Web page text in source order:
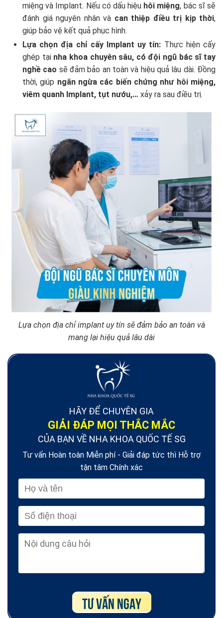
miệng và Implant. Nếu có dấu hiệu hôi miệng, bác sĩ sẽ
đánh giá nguyên nhân và can thiệp điều trị kịp thời,
giúp bảo vệ kết quả phục hình.
Lựa chọn địa chỉ cấy Implant uy tín: Thực hiện cấy
ghép tại nha khoa chuyên sâu, có đội ngũ bác sĩ tay
nghề cao sẽ đảm bảo an toàn và hiệu quả lâu dài. Đồng
thời, giúp ngăn ngừa các biến chứng như hôi miệng,
viêm quanh Implant, tụt nướu,… xảy ra sau điều trị.
Lựa chọn địa chỉ implant uy tín sẽ đảm bảo an toàn và
mang lại hiệu quả lâu dài
HÃY ĐỂ CHUYÊN GIA
GIẢI ĐÁP MỌI THẮC MẮC
CỦA BẠN VỀ NHA KHOA QUỐC TẾ SG
Tư vấn Hoàn toàn Miễn phí - Giải đáp tức thì Hỗ trợ
tận tâm Chính xác